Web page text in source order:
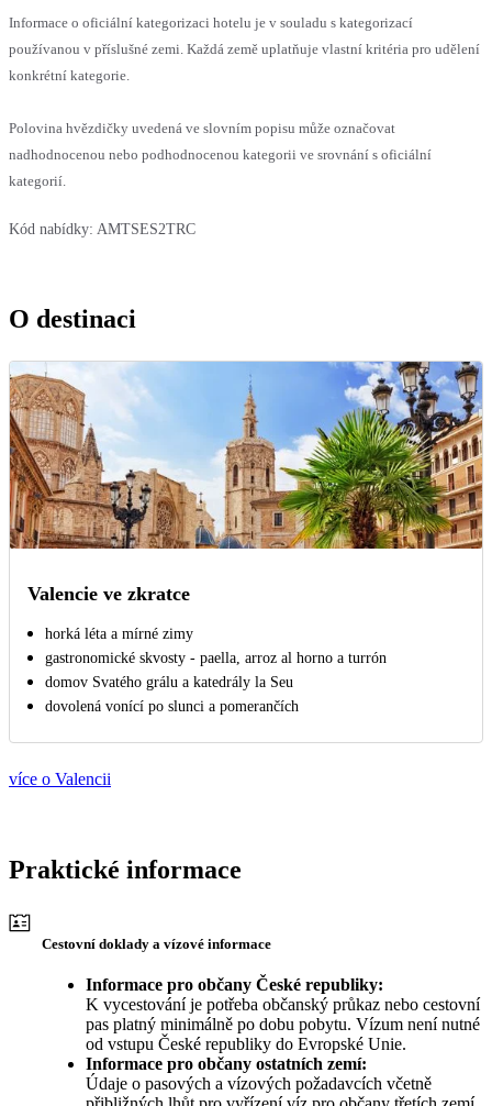
Informace o oficiální kategorizaci hotelu je v souladu s kategorizací
používanou v příslušné zemi. Každá země uplatňuje vlastní kritéria pro udělení
konkrétní kategorie.
Polovina hvězdičky uvedená ve slovním popisu může označovat
nadhodnocenou nebo podhodnocenou kategorii ve srovnání s oficiální
kategorií.
Kód nabídky: AMTSES2TRC
O destinaci
Valencie ve zkratce
horká léta a mírné zimy
gastronomické skvosty - paella, arroz al horno a turrón
domov Svatého grálu a katedrály la Seu
dovolená vonící po slunci a pomerančích
více o Valencii
Praktické informace
Cestovní doklady a vízové informace
Informace pro občany České republiky:
K vycestování je potřeba občanský průkaz nebo cestovní
pas platný minimálně po dobu pobytu. Vízum není nutné
od vstupu České republiky do Evropské Unie.
Informace pro občany ostatních zemí:
Údaje o pasových a vízových požadavcích včetně